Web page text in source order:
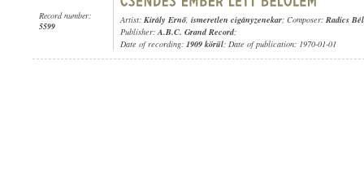
Record number:
5599
Artist: Király Ernő, ismeretlen cigányzenekar; Composer: Radics
Publisher:A.B.C. Grand Record;
Date of recording: 1909 körül; Date of publication: 1970-01-01